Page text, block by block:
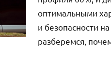
оптимальными
и безопасности
разберемся,